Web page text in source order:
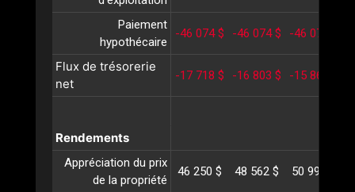
Paiement
hypothécaire
-46 074 $ -46 074 $ -46 074 $
Flux de trésorerie
net
-17 718 $ -16 803 $ -15 860 $
Rendements
Appréciation du prix
de la propriété
46 250 $ 48 562 $ 50 990 $